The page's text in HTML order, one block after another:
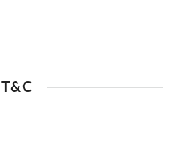
T&C